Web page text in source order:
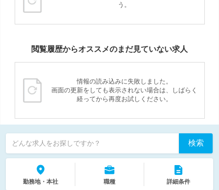
う。
閲覧履歴からオススメのまだ見ていない求人
情報の読み込みに失敗しました。
画面の更新をしても表示されない場合は、しばらく
経ってから再度お試しください。
どんな求人をお探しですか？ 検索
勤務地・本社 職種 詳細条件